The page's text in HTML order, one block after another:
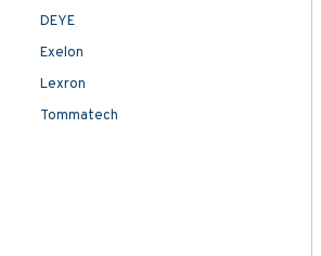
DEYE
Exelon
Lexron
Tommatech